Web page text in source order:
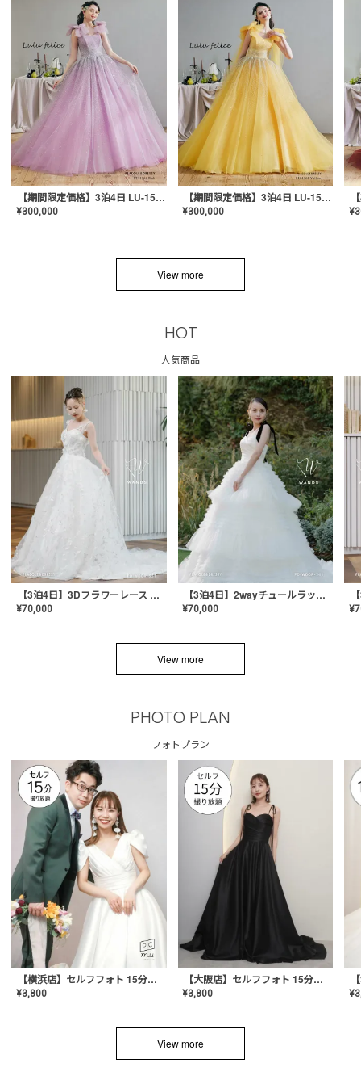
【期間限定価格】3泊4日 LU-1501(Pink)
¥300,000
【期間限定価格】3泊4日 LU-1501(Yellow)
¥300,000 ¥
View more
HOT
人気商品
【3泊4日】3Dフラワーレース ドレス〈PD-WDOR-331〉
¥70,000
【3泊4日】2wayチュールラッフルドレス〈PD-WDOR-341RTL〉
¥70,000 ¥
View more
PHOTO PLAN
フォトプラン
【横浜店】セルフフォト 15分撮り放題プラン
¥3,800
【大阪店】セルフフォト 15分撮り放題プラン
¥3,800 ¥
View more